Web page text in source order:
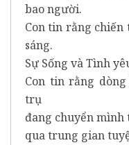
bao người.
Con tin rằng chiến
sáng.
Sự Sống và Tình
Con tin rằng
trụ
đang chuyển mình
qua trung gian